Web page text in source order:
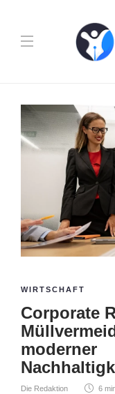
WIRTSCHAFT
Corporate
moderner
Die Redaktion 6